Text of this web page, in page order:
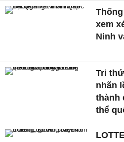
xem
Ninh
Tri
nhãn
thành
thể